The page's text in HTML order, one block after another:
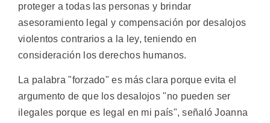
proteger a todas las personas y brindar
asesoramiento legal y compensación por desalojos
violentos contrarios a la ley, teniendo en
consideración los derechos humanos.
La palabra "forzado" es más clara porque evita el
argumento de que los desalojos "no pueden ser
ilegales porque es legal en mi país", señaló Joanna